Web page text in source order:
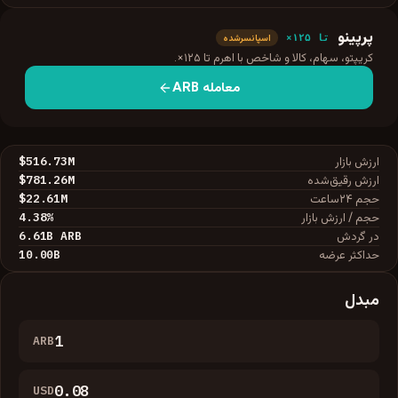
پرپینو تا ۱۲۵× اسپانسرشده
کریپتو، سهام، کالا و شاخص با اهرم تا ۱۲۵×.
معامله ARB
ارزش بازار $516.73M
ارزش رقیق‌شده $781.26M
حجم ۲۴ساعت $22.61M
حجم / ارزش بازار 4.38%
در گردش 6.61B ARB
حداکثر عرضه 10.00B
مبدل
ARB
USD